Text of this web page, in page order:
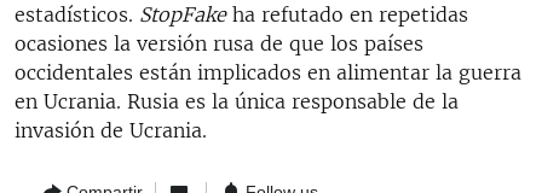
estadísticos. StopFakeha refutado en repetidas
ocasiones la versión rusa de que los países
occidentales están implicados en alimentar la guerra
en Ucrania. Rusia es la única responsable de la
invasión de Ucrania.